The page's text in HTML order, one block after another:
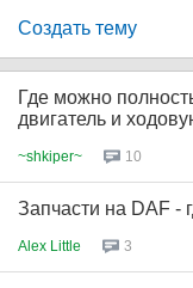
Создать тему
Где можно
двигатель и
~shkiper~ 10
Запчасти на DAF -
Alex Little 3